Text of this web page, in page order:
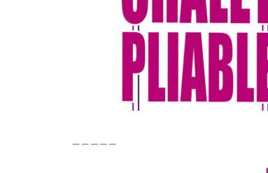
—————